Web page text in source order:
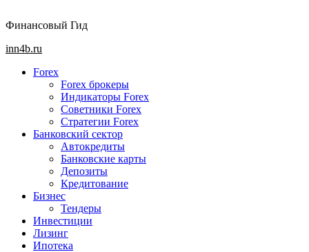
Финансовый Гид
Основное
inn4b.ru
Forex
Forex брокеры
Индикаторы Forex
Советники Forex
Стратегии Forex
Банковский сектор
Автокредиты
Банковские карты
Депозиты
Кредитование
Бизнес
Тендеры
Инвестиции
Лизинг
Ипотека